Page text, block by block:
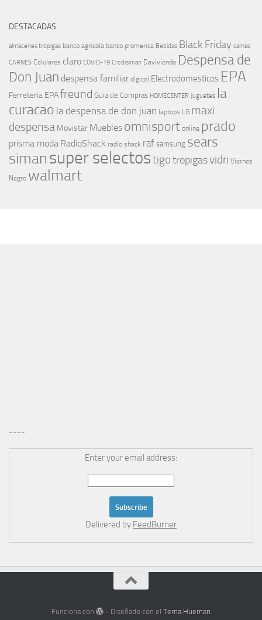
DESTACADAS
almacenes tropigas banco agricola banco promerica Bebidas Black Friday camas
CARNES Celulares claro COVID-19 Credisiman Davivienda Despensa de
Don Juan despensa familiar digicel Electrodomesticos EPA
Ferreteria EPAfreund Guia de Compras HOMECENTER Juguetes la
curacao la despensa de don juan laptops LG maxi
despensa Movistar Muebles omnisport online prado
prisma moda RadioShack radio shack raf samsung sears
simansuper selectostigotropigasvidri Viernes
Negro walmart
----
Enter your email address:
Delivered by FeedBurner
Funciona con - Diseñado con elTema Hueman